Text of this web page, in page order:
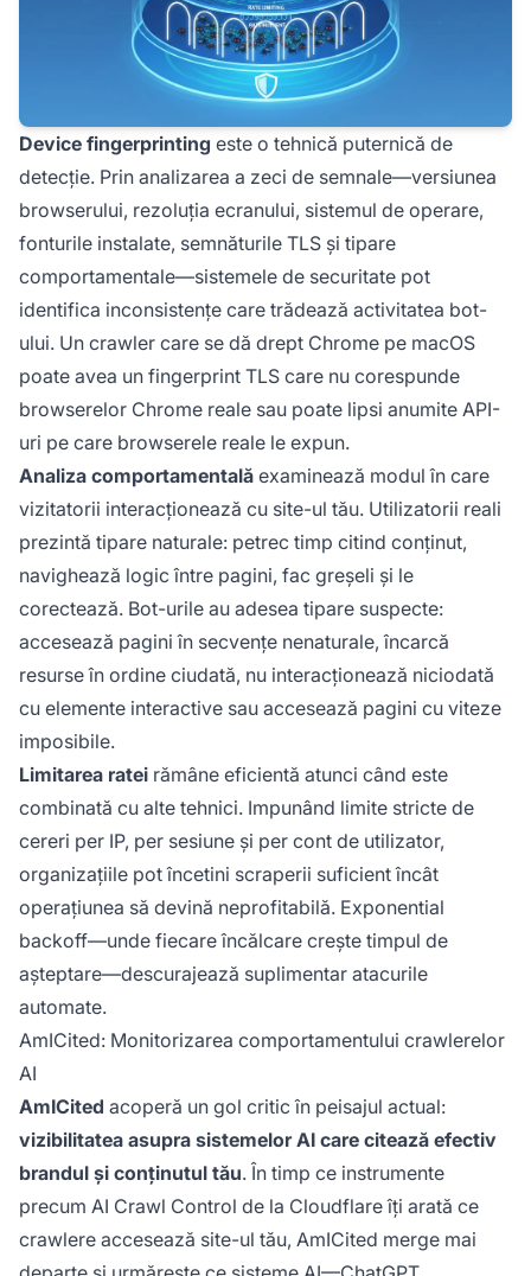
Device fingerprinting este o tehnică puternică de
detecție. Prin analizarea a zeci de semnale—versiunea
browserului, rezoluția ecranului, sistemul de operare,
fonturile instalate, semnăturile TLS și tipare
comportamentale—sistemele de securitate pot
identifica inconsistențe care trădează activitatea bot-
ului. Un crawler care se dă drept Chrome pe macOS
poate avea un fingerprint TLS care nu corespunde
browserelor Chrome reale sau poate lipsi anumite API-
uri pe care browserele reale le expun.
Analiza comportamentală examinează modul în care
vizitatorii interacționează cu site-ul tău. Utilizatorii reali
prezintă tipare naturale: petrec timp citind conținut,
navighează logic între pagini, fac greșeli și le
corectează. Bot-urile au adesea tipare suspecte:
accesează pagini în secvențe nenaturale, încarcă
resurse în ordine ciudată, nu interacționează niciodată
cu elemente interactive sau accesează pagini cu viteze
imposibile.
Limitarea ratei rămâne eficientă atunci când este
combinată cu alte tehnici. Impunând limite stricte de
cereri per IP, per sesiune și per cont de utilizator,
organizațiile pot încetini scraperii suficient încât
operațiunea să devină neprofitabilă. Exponential
backoff—unde fiecare încălcare crește timpul de
așteptare—descurajează suplimentar atacurile
automate.
AmICited: Monitorizarea comportamentului crawlerelor
AI
AmICited acoperă un gol critic în peisajul actual:
vizibilitatea asupra sistemelor AI care citează efectiv
brandul și conținutul tău. În timp ce instrumente
precum AI Crawl Control de la Cloudflare îți arată ce
crawlere accesează site-ul tău, AmICited merge mai